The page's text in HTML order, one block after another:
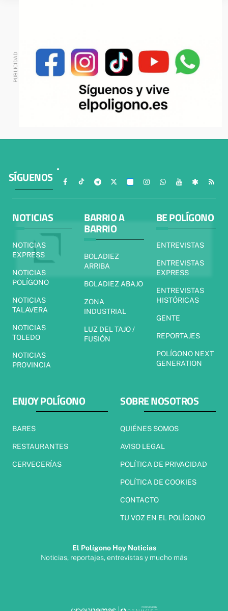
SÍGUENOS
NOTICIAS
NOTICIAS
EXPRESS
NOTICIAS
POLÍGONO
NOTICIAS
TALAVERA
NOTICIAS
TOLEDO
NOTICIAS
PROVINCIA
BARRIO A
BARRIO
BOLADIEZ
ARRIBA
BOLADIEZ ABAJO
ZONA
INDUSTRIAL
LUZ DEL TAJO /
FUSIÓN
BE POLÍGONO
ENTREVISTAS
ENTREVISTAS
EXPRESS
ENTREVISTAS
HISTÓRICAS
GENTE
REPORTAJES
POLÍGONO NEXT
GENERATION
ENJOY POLÍGONO
BARES
RESTAURANTES
CERVECERÍAS
SOBRE NOSOTROS
QUIÉNES SOMOS
AVISO LEGAL
POLÍTICA DE PRIVACIDAD
POLÍTICA DE COOKIES
CONTACTO
TU VOZ EN EL POLÍGONO
El Polígono Hoy Noticias
Noticias, reportajes, entrevistas y mucho más